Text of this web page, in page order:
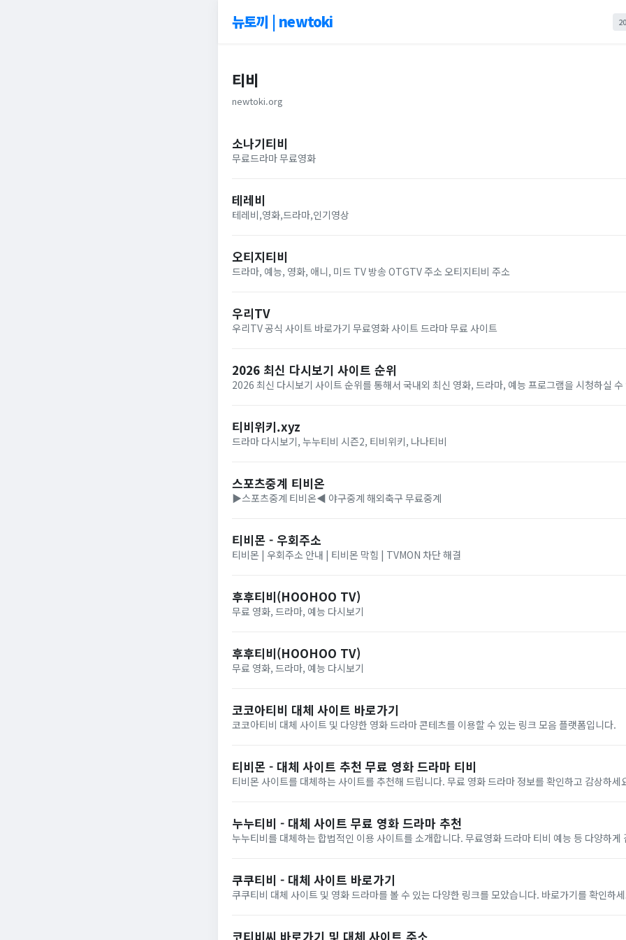
뉴토끼 | newtoki
티비
newtoki.org
소나기티비
무료드라마 무료영화
테레비
테레비,영화,드라마,인기영상
오티지티비
드라마, 예능, 영화, 애니, 미드 TV 방송 OTGTV 주소 오티지티비 주소
우리TV
우리TV 공식 사이트 바로가기 무료영화 사이트 드라마 무료 사이트
2026 최신 다시보기 사이트 순위
2026 최신 다시보기 사이트 순위를 통해서 국내외 최신 영화, 드라마, 예능 프로그램을 시청하실
티비위키.xyz
드라마 다시보기, 누누티비 시즌2, 티비위키, 나나티비
스포츠중계 티비온
▶스포츠중계 티비온◀ 야구중계 해외축구 무료중계
티비몬 - 우회주소
티비몬 | 우회주소 안내 | 티비몬 막힘 | TVMON 차단 해결
후후티비(HOOHOO TV)
무료 영화, 드라마, 예능 다시보기
후후티비(HOOHOO TV)
무료 영화, 드라마, 예능 다시보기
코코아티비 대체 사이트 바로가기
코코아티비 대체 사이트 및 다양한 영화 드라마 콘테츠를 이용할 수 있는 링크 모음 플랫폼입니다.
티비몬 - 대체 사이트 추천 무료 영화 드라마 티비
티비몬 사이트를 대체하는 사이트를 추천해 드립니다. 무료 영화 드라마 정보를 확인하고 감상하세
누누티비 - 대체 사이트 무료 영화 드라마 추천
누누티비를 대체하는 합법적인 이용 사이트를 소개합니다. 무료영화 드라마 티비 예능 등 다양하게
쿠쿠티비 - 대체 사이트 바로가기
쿠쿠티비 대체 사이트 및 영화 드라마를 볼 수 있는 다양한 링크를 모았습니다. 바로가기를 확인하
코티비씨 바로가기 및 대체 사이트 주소